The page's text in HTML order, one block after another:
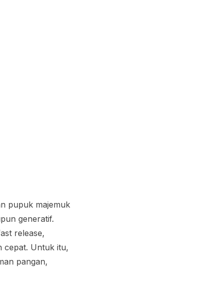
pupuk majemuk
generatif.
release,
cepat. Untuk itu,
pangan,